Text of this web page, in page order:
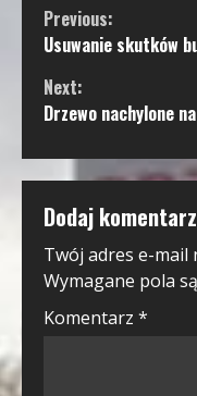
Continue
Reading
Previous:
Usuwanie skutków
Next:
Drzewo nachylone
Dodaj komentarz
Twój adres e-mail
Wymagane pola
Komentarz *